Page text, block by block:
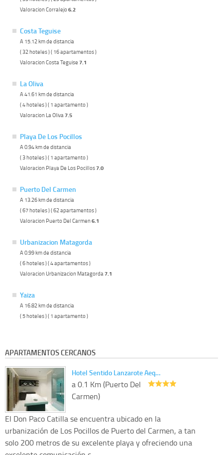
Valoracion Corralejo6.2
Costa Teguise
A 15.12 km de distancia
( 32 hoteles ) ( 16 apartamentos )
Valoracion Costa Teguise 7.1
La Oliva
A 41.61 km de distancia
( 4 hoteles ) ( 1 apartamento )
Valoracion La Oliva 7.5
Playa De Los Pocillos
A 0.94 km de distancia
( 3 hoteles ) ( 1 apartamento )
Valoracion Playa De Los Pocillos7.0
Puerto Del Carmen
A 13.26 km de distancia
( 67 hoteles ) ( 62 apartamentos )
Valoracion Puerto Del Carmen6.1
Urbanizacion Matagorda
A 0.99 km de distancia
( 6 hoteles ) ( 4 apartamentos )
Valoracion Urbanizacion Matagorda 7.1
Yaiza
A 16.82 km de distancia
( 5 hoteles ) ( 1 apartamento )
APARTAMENTOS CERCANOS
Hotel Sentido Lanzarote Aeq…
a 0.1 Km (Puerto Del
Carmen)
El Don Paco Catilla se encuentra ubicado en la
urbanización de Los Pocillos de Puerto del Carmen, a tan
solo 200 metros de su excelente playa y ofreciendo una